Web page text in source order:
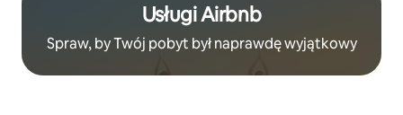
Usługi Airbnb
Spraw, by Twój pobyt był naprawdę wyjątkowy